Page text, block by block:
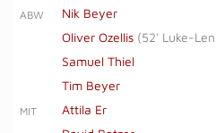
ABW
Nik Beyer
Oliver Ozellis (52' Luke-
Samuel Thiel
Tim Beyer
MIT
Attila Er